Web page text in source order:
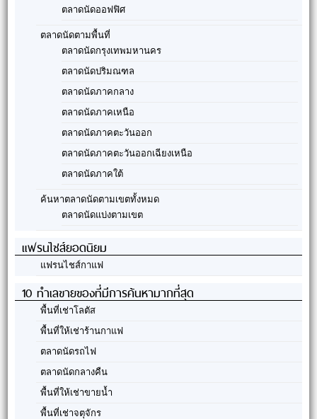
ตลาดนัดออฟฟิศ
ตลาดนัดตามพื้นที่
ตลาดนัดกรุงเทพมหานคร
ตลาดนัดปริมณฑล
ตลาดนัดภาคกลาง
ตลาดนัดภาคเหนือ
ตลาดนัดภาคตะวันออก
ตลาดนัดภาคตะวันออกเฉียงเหนือ
ตลาดนัดภาคใต้
ค้นหาตลาดนัดตามเขตทั้งหมด
ตลาดนัดแบ่งตามเขต
แฟรนไชส์ยอดนิยม
แฟรนไชส์กาแฟ
10 ทำเลขายของที่มีการค้นหามากที่สุด
พื้นที่เช่าโลตัส
พื้นที่ให้เช่าร้านกาแฟ
ตลาดนัดรถไฟ
ตลาดนัดกลางคืน
พื้นที่ให้เช่าขายน้ำ
พื้นที่เช่าจตุจักร